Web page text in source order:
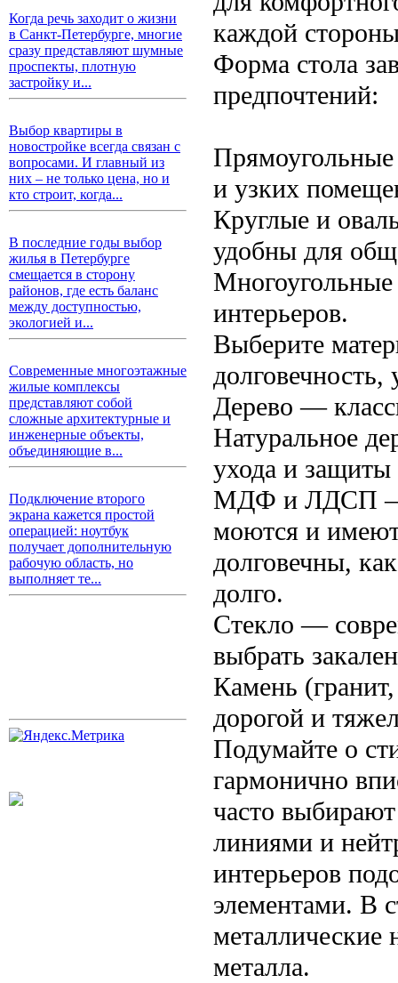
Когда речь заходит о жизни
в Санкт-Петербурге, многие
сразу представляют шумные
проспекты, плотную
застройку и...
Выбор квартиры в
новостройке всегда связан с
вопросами. И главный из
них – не только цена, но и
кто строит, когда...
В последние годы выбор
жилья в Петербурге
смещается в сторону
районов, где есть баланс
между доступностью,
экологией и...
Современные многоэтажные
жилые комплексы
представляют собой
сложные архитектурные и
инженерные объекты,
объединяющие в...
Подключение второго
экрана кажется простой
операцией: ноутбук
получает дополнительную
рабочую область, но
выполняет те...
каждой
Форма стола
предпочтений:
и узких
Круглые и
удобны для
интерьеров.
Выберите
долговечность,
Дерево —
Натуральное
ухода и защиты
МДФ и ЛДСП —
моются и
долговечны,
долго.
Стекло —
выбрать
Камень
дорогой и
Подумайте о
гармонично
часто
линиями и
интерьеров
элементами. В
металла.